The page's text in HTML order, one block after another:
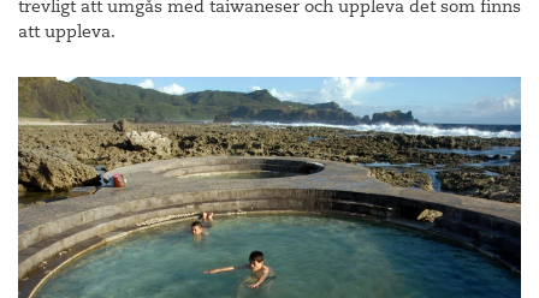
trevligt att umgås med taiwaneser och uppleva det som finns
att uppleva.